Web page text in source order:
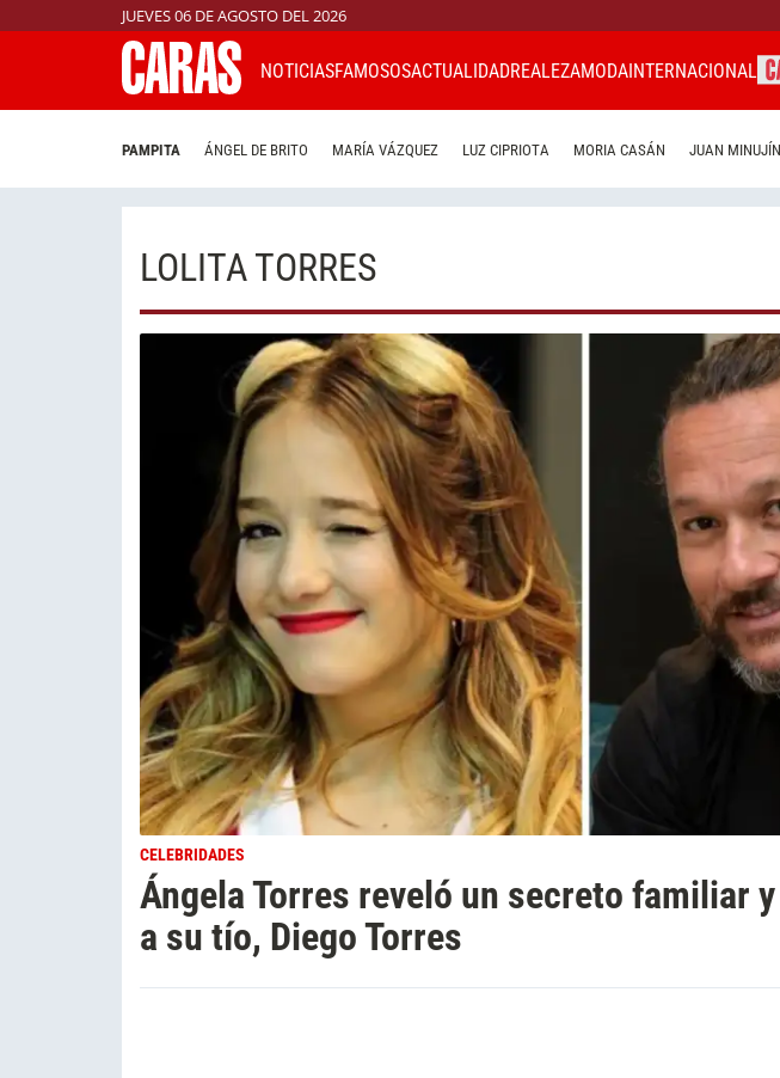
JUEVES 06 DE AGOSTO DEL 2026
NOTICIASFAMOSOSACTUALIDADREALEZAMODAINTERNACIONAL
PAMPITA ÁNGEL DE BRITO MARÍA VÁZQUEZ LUZ CIPRIOTA MORIA CASÁN JUAN MINUJÍN
LOLITA TORRES
CELEBRIDADES
Ángela Torres reveló un secreto familiar
a su tío, Diego Torres